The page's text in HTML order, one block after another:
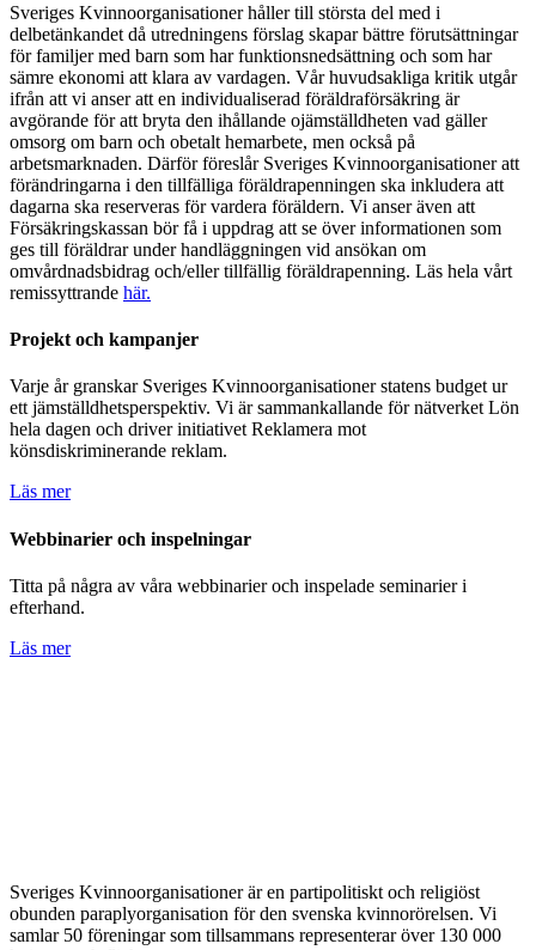
Sveriges Kvinnoorganisationer håller till största del med i
delbetänkandet då utredningens förslag skapar bättre förutsättningar
för familjer med barn som har funktionsnedsättning och som har
sämre ekonomi att klara av vardagen. Vår huvudsakliga kritik utgår
ifrån att vi anser att en individualiserad föräldraförsäkring är
avgörande för att bryta den ihållande ojämställdheten vad gäller
omsorg om barn och obetalt hemarbete, men också på
arbetsmarknaden. Därför föreslår Sveriges Kvinnoorganisationer att
förändringarna i den tillfälliga föräldrapenningen ska inkludera att
dagarna ska reserveras för vardera föräldern. Vi anser även att
Försäkringskassan bör få i uppdrag att se över informationen som
ges till föräldrar under handläggningen vid ansökan om
omvårdnadsbidrag och/eller tillfällig föräldrapenning. Läs hela vårt
remissyttrande här.
Projekt och kampanjer
Varje år granskar Sveriges Kvinnoorganisationer statens budget ur
ett jämställdhetsperspektiv. Vi är sammankallande för nätverket Lön
hela dagen och driver initiativet Reklamera mot
könsdiskriminerande reklam.
Läs mer
Webbinarier och inspelningar
Titta på några av våra webbinarier och inspelade seminarier i
efterhand.
Läs mer
Sveriges Kvinnoorganisationer är en partipolitiskt och religiöst
obunden paraplyorganisation för den svenska kvinnorörelsen. Vi
samlar 50 föreningar som tillsammans representerar över 130 000